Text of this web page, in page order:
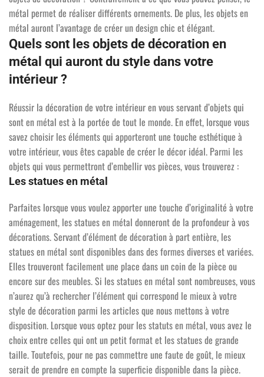
métal permet de réaliser différents ornements. De plus, les objets en
métal auront l’avantage de créer un design chic et élégant.
Quels sont les objets de décoration en
métal qui auront du style dans votre
intérieur ?
Réussir la décoration de votre intérieur en vous servant d’objets qui
sont en métal est à la portée de tout le monde. En effet, lorsque vous
savez choisir les éléments qui apporteront une touche esthétique à
votre intérieur, vous êtes capable de créer le décor idéal. Parmi les
objets qui vous permettront d’embellir vos pièces, vous trouverez :
Les statues en métal
Parfaites lorsque vous voulez apporter une touche d’originalité à votre
aménagement, les statues en métal donneront de la profondeur à vos
décorations. Servant d’élément de décoration à part entière, les
statues en métal sont disponibles dans des formes diverses et variées.
Elles trouveront facilement une place dans un coin de la pièce ou
encore sur des meubles. Si les statues en métal sont nombreuses, vous
n’aurez qu’à rechercher l’élément qui correspond le mieux à votre
style de décoration parmi les articles que nous mettons à votre
disposition. Lorsque vous optez pour les statuts en métal, vous avez le
choix entre celles qui ont un petit format et les statues de grande
taille. Toutefois, pour ne pas commettre une faute de goût, le mieux
serait de prendre en compte la superficie disponible dans la pièce.